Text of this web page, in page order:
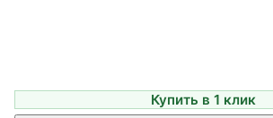
Купить в 1 клик